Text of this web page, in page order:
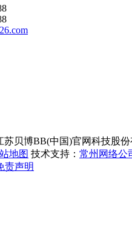
苏贝博BB(中国)官网科技股
地图 技术支持： 常州网络公
责声明